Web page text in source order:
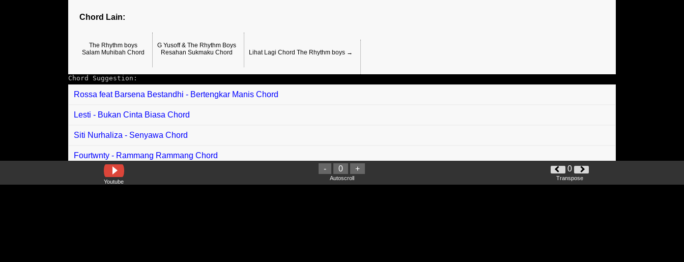
Chord Lain:
The Rhythm boys
Salam Muhibah Chord
G Yusoff & The Rhythm Boys
Resahan Sukmaku Chord
Lihat Lagi Chord The Rhythm boys →
Chord Suggestion:
Rossa feat Barsena Bestandhi - Bertengkar Manis Chord
Lesti - Bukan Cinta Biasa Chord
Siti Nurhaliza - Senyawa Chord
Fourtwnty - Rammang Rammang Chord
Tri Suaka - Ayah Aku Rindu Chord
Youtube
- 0 +
Autoscroll
0
Transpose